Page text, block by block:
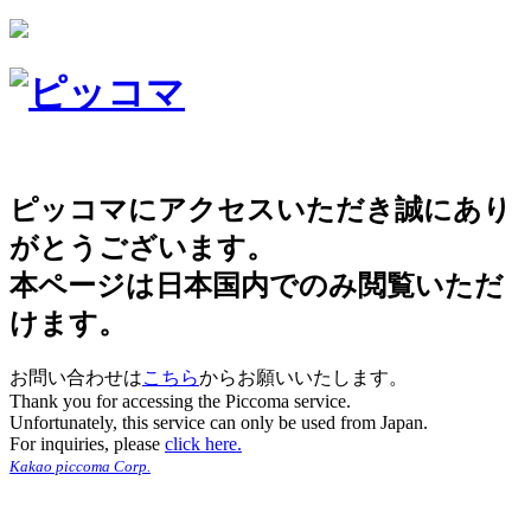
ピッコマにアクセスいただき誠にあり
がとうございます。
本ページは日本国内でのみ閲覧いただ
けます。
お問い合わせはこちらからお願いいたします。
Thank you for accessing the Piccoma service.
Unfortunately, this service can only be used from Japan.
For inquiries, please click here.
Kakao piccoma Corp.